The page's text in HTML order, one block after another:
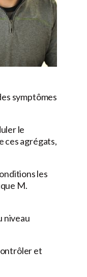
symptômes
le
ces agrégats,
les
M.
niveau
et